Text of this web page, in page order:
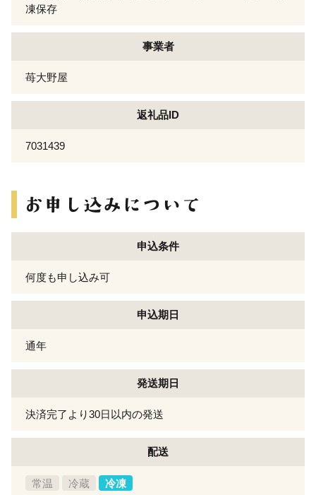
凍保存
事業者
苺大野屋
返礼品ID
7031439
申込条件
何度も申し込み可
申込期日
通年
発送期日
決済完了より30日以内の発送
配送
常温 冷蔵 冷凍